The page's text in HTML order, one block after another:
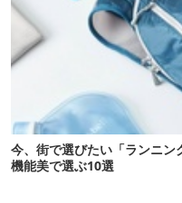
今、街で選びたい「ランニ
機能美で選ぶ10選